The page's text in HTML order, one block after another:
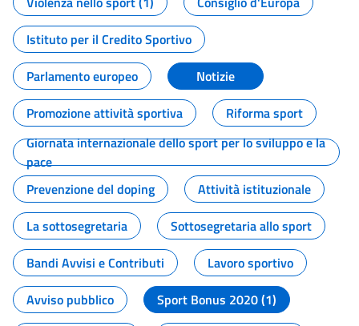
Istituto per il Credito Sportivo
Parlamento europeo
Notizie
Promozione attività sportiva
Riforma sport
Giornata internazionale dello sport per lo sviluppo e la
pace
Prevenzione del doping
Attività istituzionale
La sottosegretaria
Sottosegretaria allo sport
Bandi Avvisi e Contributi
Lavoro sportivo
Avviso pubblico
Sport Bonus 2020 (1)